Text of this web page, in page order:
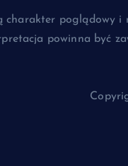
charakter
powinna być